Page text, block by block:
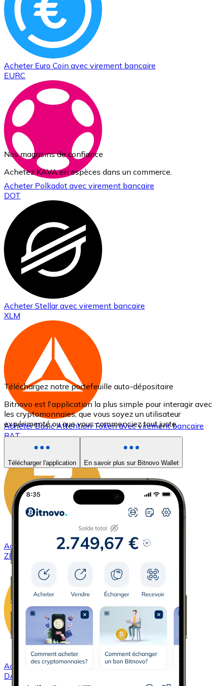
Acheter Euro Coin avec virement bancaire
EURC
Acheter Polkadot avec virement bancaire
DOT
AcheterStellaravec virement bancaire
XLM
AcheterBasic Attention Tokenavec virement bancaire
BAT
Acheter ZCashavec virement bancaire
ZEC
AcheterDAIavec virement bancaire
DAI
Nos magasins de confiance
Achetez KAVA en espèces dans un commerce.
Téléchargez notre portefeuille auto-dépositaire
Bitnovo est l'application la plus simple pour interagir avec
les cryptomonnaies, que vous soyez un utilisateur
expérimenté ou que vous commenciez tout juste.
Télécharger l'application En savoir plus sur Bitnovo Wallet